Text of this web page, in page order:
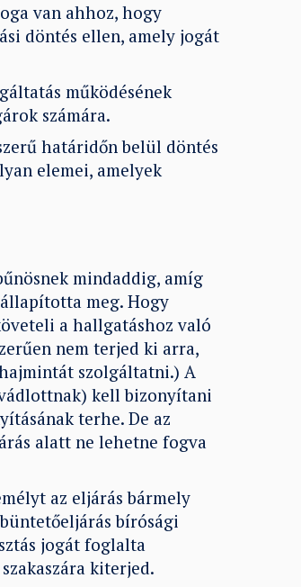
van ahhoz, hogy
döntés ellen, amely jogát
működésének
számára.
határidőn belül döntés
elemei, amelyek
mindaddig, amíg
meg. Hogy
a hallgatáshoz való
nem terjed ki arra,
szolgáltatni.) A
kell bizonyítani
terhe. De az
alatt ne lehetne fogva
az eljárás bármely
bírósági
jogát foglalta
kiterjed.